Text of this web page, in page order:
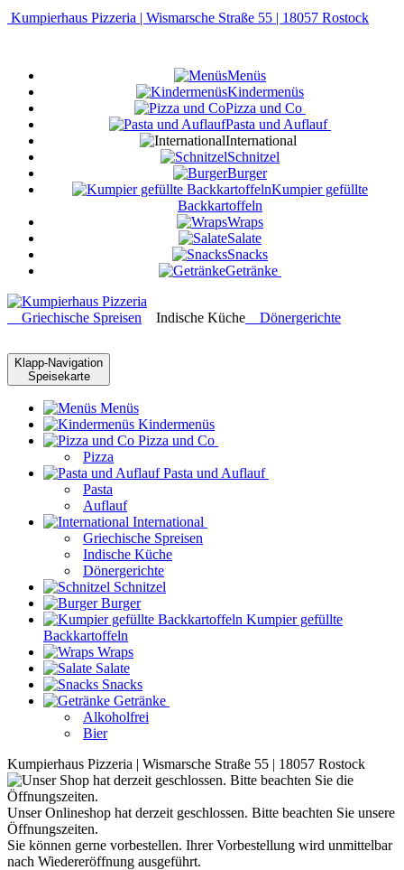
Kumpierhaus Pizzeria | Wismarsche Straße 55 | 18057 Rostock
Menüs
Kindermenüs
Pizza und Co
Pasta und Auflauf
International
Schnitzel
Burger
Kumpier gefüllte
Backkartoffeln
Wraps
Salate
Snacks
Getränke
Griechische Spreisen Indische Küche Dönergerichte
Klapp-Navigation
Speisekarte
Menüs
Kindermenüs
Pizza und Co
Pizza
Pasta und Auflauf
Pasta
Auflauf
International
Griechische Spreisen
Indische Küche
Dönergerichte
Schnitzel
Burger
Kumpier gefüllte
Backkartoffeln
Wraps
Salate
Snacks
Getränke
Alkoholfrei
Bier
Kumpierhaus Pizzeria | Wismarsche Straße 55 | 18057 Rostock
Unser Onlineshop hat derzeit geschlossen. Bitte beachten Sie unsere
Öffnungszeiten.
Sie können gerne vorbestellen. Ihrer Vorbestellung wird unmittelbar
nach Wiedereröffnung ausgeführt.